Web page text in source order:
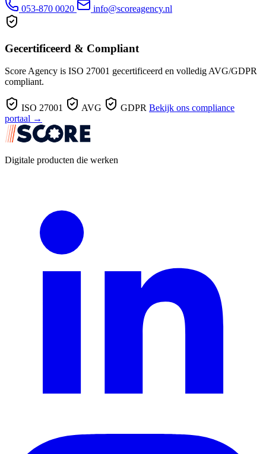
053-870 0020 info@scoreagency.nl
Gecertificeerd & Compliant
Score Agency is ISO 27001 gecertificeerd en volledig AVG/GDPR
compliant.
ISO 27001 AVG GDPR Bekijk ons compliance
portaal →
Digitale producten die werken